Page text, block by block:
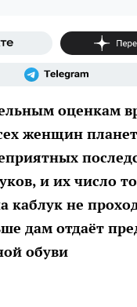
оценкам
женщин
и их число
каблук не
дам отдаёт
обуви